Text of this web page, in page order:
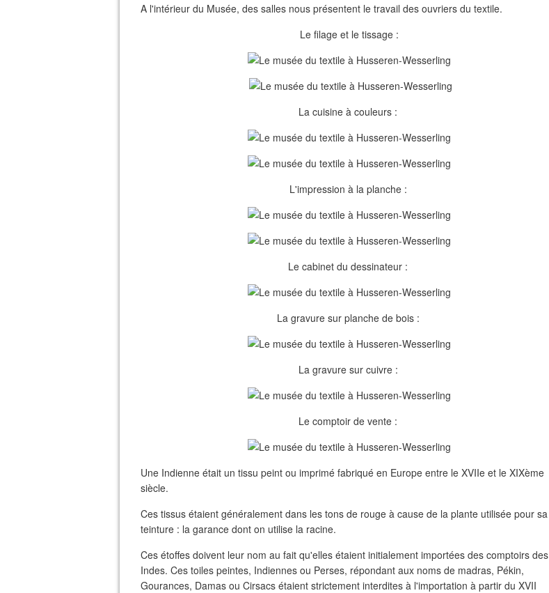
A l'intérieur du Musée, des salles nous présentent le travail des ouvriers du textile.
Le filage et le tissage :
La cuisine à couleurs :
L'impression à la planche :
Le cabinet du dessinateur :
La gravure sur planche de bois :
La gravure sur cuivre :
Le comptoir de vente :
Une Indienne était un tissu peint ou imprimé fabriqué en Europe entre le XVIIe et le XIXème
siècle.
Ces tissus étaient généralement dans les tons de rouge à cause de la plante utilisée pour sa
teinture : la garance dont on utilise la racine.
Ces étoffes doivent leur nom au fait qu'elles étaient initialement importées des comptoirs des
Indes. Ces toiles peintes, Indiennes ou Perses, répondant aux noms de madras, Pékin,
Gourances, Damas ou Cirsacs étaient strictement interdites à l'importation à partir du XVII